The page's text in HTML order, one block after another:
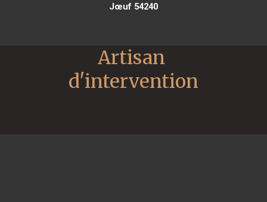
Jœuf 54240
Artisan
d'intervention